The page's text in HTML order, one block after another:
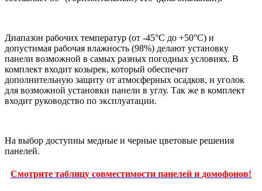
Диапазон рабочих температур (от -45°С до +50°С) и
допустимая рабочая влажность (98%) делают установку
панели возможной в самых разных погодных условиях. В
комплект входит козырек, который обеспечит
дополнительную защиту от атмосферных осадков, и уголок
для возможной установки панели в углу. Так же в комплект
входит руководство по эксплуатации.
На выбор доступны медные и черные цветовые решения
панелей.
Смотрите таблицу совместимости панелей и домофонов!